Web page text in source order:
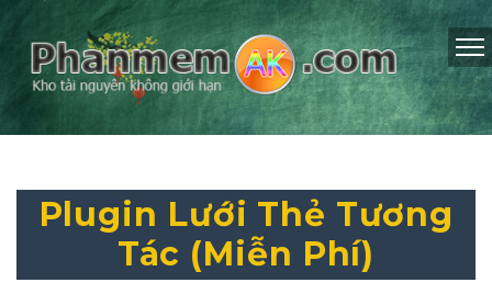
Plugin Lưới Thẻ Tương
Tác (Miễn Phí)